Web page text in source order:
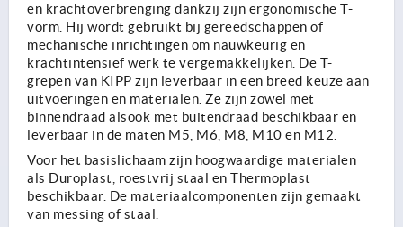
en krachtoverbrenging dankzij zijn ergonomische T-
vorm. Hij wordt gebruikt bij gereedschappen of
mechanische inrichtingen om nauwkeurig en
krachtintensief werk te vergemakkelijken. De T-
grepen van KIPP zijn leverbaar in een breed keuze aan
uitvoeringen en materialen. Ze zijn zowel met
binnendraad alsook met buitendraad beschikbaar en
leverbaar in de maten M5, M6, M8, M10 en M12.
Voor het basislichaam zijn hoogwaardige materialen
als Duroplast, roestvrij staal en Thermoplast
beschikbaar. De materiaalcomponenten zijn gemaakt
van messing of staal.